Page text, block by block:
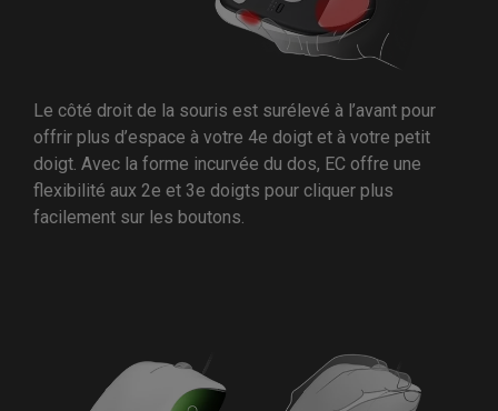
Le côté droit de la souris est surélevé à l’avant pour
offrir plus d’espace à votre 4e doigt et à votre petit
doigt. Avec la forme incurvée du dos, EC offre une
flexibilité aux 2e et 3e doigts pour cliquer plus
facilement sur les boutons.